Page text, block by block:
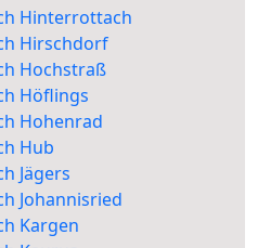
Hinterrottach
Hirschdorf
Hochstraß
Höflings
Hohenrad
Hub
Jägers
Johannisried
Kargen